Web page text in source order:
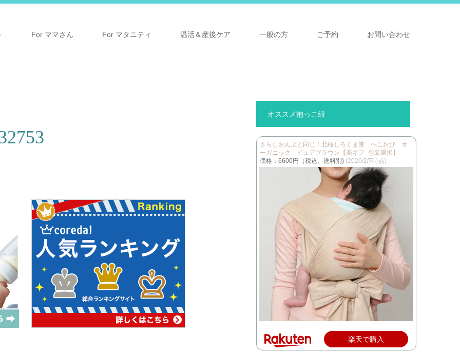
For ママさん For マタニティ 温活＆産後ケア 一般の方 ご予約 お問い合わせ
オススメ抱っこ紐
さらしおんぶと同じ！北極しろくま堂 へこおび オ
ーガニック ピュアブラウン【楽ギフ_包装選択】
価格：6600円（税込、送料別) (2020/2/7時点)
楽天で購入